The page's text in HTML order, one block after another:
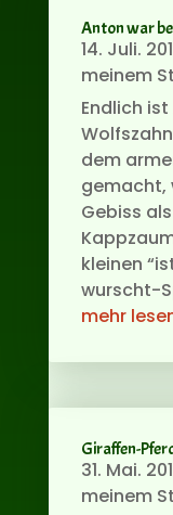
Anton war
14. Juli.
meinem
Endlich
dem
gemacht,
Gebiss
kleinen
wurscht-
mehr
Giraffen-
31. Mai.
meinem